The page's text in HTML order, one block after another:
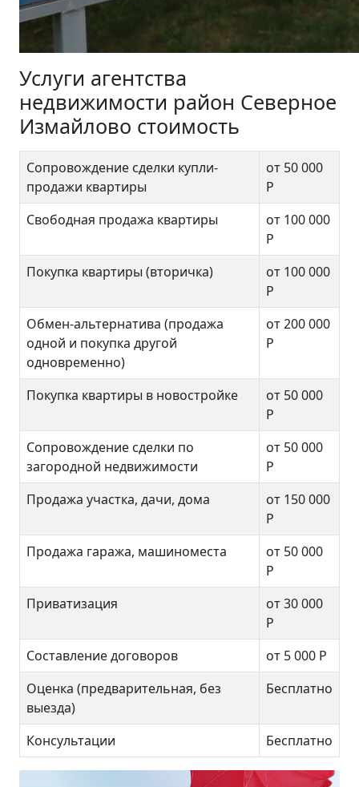
Услуги агентства
недвижимости район Северное
Измайлово стоимость
Сопровождение сделки купли-
продажи квартиры
от 50 000
Р
Свободная продажа квартиры
от 100 000
Р
Покупка квартиры (вторичка)
от 100 000
Р
Обмен-альтернатива (продажа
одной и покупка другой
одновременно)
от 200 000
Р
Покупка квартиры в новостройке
от 50 000
Р
Сопровождение сделки по
загородной недвижимости
от 50 000
Р
Продажа участка, дачи, дома
от 150 000
Р
Продажа гаража, машиноместа
от 50 000
Р
Приватизация
от 30 000
Р
Составление договоров
от 5 000 Р
Оценка (предварительная, без
выезда)
Бесплатно
Консультации Бесплатно